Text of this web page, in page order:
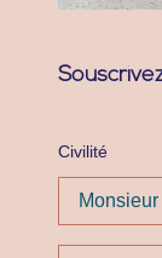
Civilité